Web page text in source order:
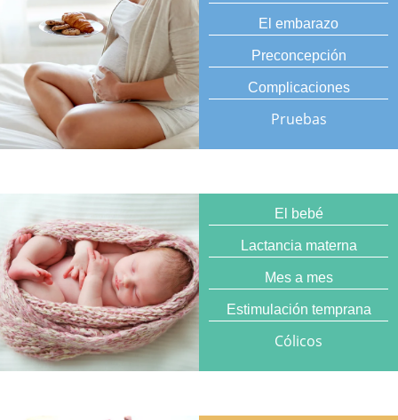
El embarazo
Preconcepción
Complicaciones
Pruebas
El bebé
Lactancia materna
Mes a mes
Estimulación temprana
Cólicos